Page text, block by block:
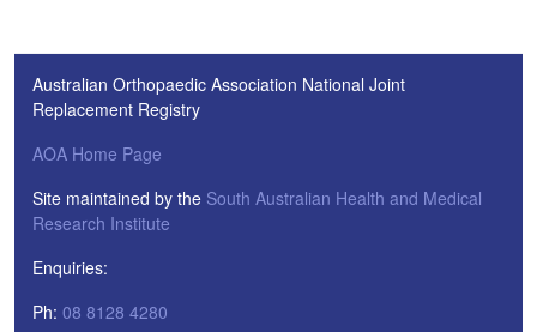
Australian Orthopaedic Association National Joint
Replacement Registry
AOA Home Page
Site maintained by the South Australian Health and Medical
Research Institute
Enquiries:
Ph: 08 8128 4280